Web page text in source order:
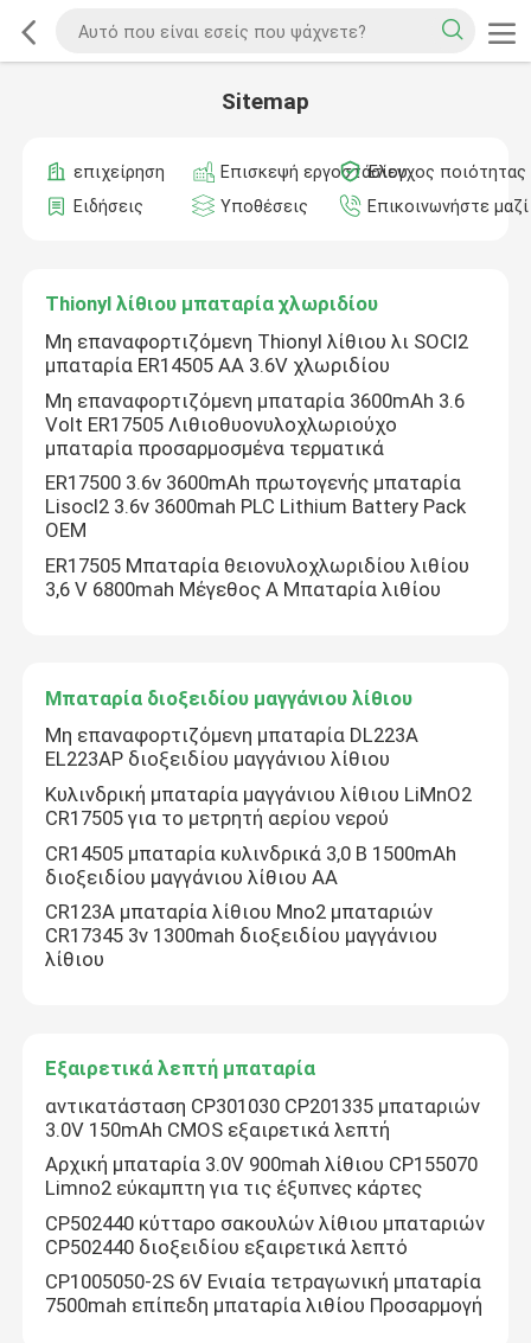
Sitemap
επιχείρηση Επισκεψή εργοστασίουΈλεγχος ποιότητας
Ειδήσεις
Υποθέσεις Επικοινωνήστε
Thionyl λίθιου μπαταρία χλωριδίου
Μη επαναφορτιζόμενη Thionyl λίθιου λι SOCl2
μπαταρία ER14505 AA 3.6V χλωριδίου
Μη επαναφορτιζόμενη μπαταρία 3600mAh 3.6
Volt ER17505 Λιθιοθυονυλοχλωριούχο
μπαταρία προσαρμοσμένα τερματικά
ER17500 3.6v 3600mAh πρωτογενής μπαταρία
Lisocl2 3.6v 3600mah PLC Lithium Battery Pack
OEM
ER17505 Μπαταρία θειονυλοχλωριδίου λιθίου
3,6 V 6800mah Μέγεθος A Μπαταρία λιθίου
Μπαταρία διοξειδίου μαγγάνιου λίθιου
Μη επαναφορτιζόμενη μπαταρία DL223A
EL223AP διοξειδίου μαγγάνιου λίθιου
Κυλινδρική μπαταρία μαγγάνιου λίθιου LiMnO2
CR17505 για το μετρητή αερίου νερού
CR14505 μπαταρία κυλινδρικά 3,0 Β 1500mAh
διοξειδίου μαγγάνιου λίθιου AA
CR123A μπαταρία λίθιου Mno2 μπαταριών
CR17345 3v 1300mah διοξειδίου μαγγάνιου
λίθιου
Εξαιρετικά λεπτή μπαταρία
αντικατάσταση CP301030 CP201335 μπαταριών
3.0V 150mAh CMOS εξαιρετικά λεπτή
Αρχική μπαταρία 3.0V 900mah λίθιου CP155070
Limno2 εύκαμπτη για τις έξυπνες κάρτες
CP502440 κύτταρο σακουλών λίθιου μπαταριών
CP502440 διοξειδίου εξαιρετικά λεπτό
CP1005050-2S 6V Ενιαία τετραγωνική μπαταρία
7500mah επίπεδη μπαταρία λιθίου Προσαρμογή